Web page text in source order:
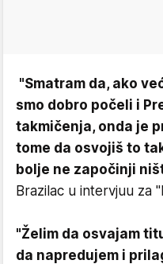
"Smatram da, ako
smo dobro počeli i
takmičenja, onda je
tome da osvojiš to
bolje ne započinji
Brazilac u intervjuu za
"Želim da osvajam
da napredujem i